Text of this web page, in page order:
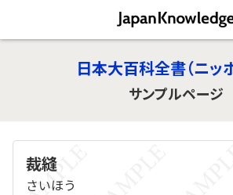
日本大百科全書（ニッ
サンプルページ
裁縫
さいほう